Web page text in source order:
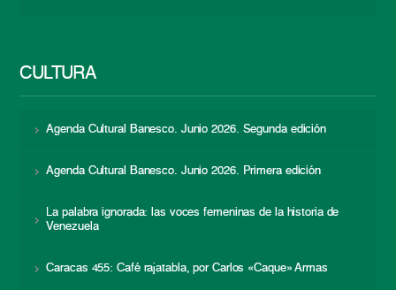
CULTURA
Agenda Cultural Banesco. Junio 2026. Segunda edición
Agenda Cultural Banesco. Junio 2026. Primera edición
La palabra ignorada: las voces femeninas de la historia de
Venezuela
Caracas 455: Café rajatabla, por Carlos «Caque» Armas